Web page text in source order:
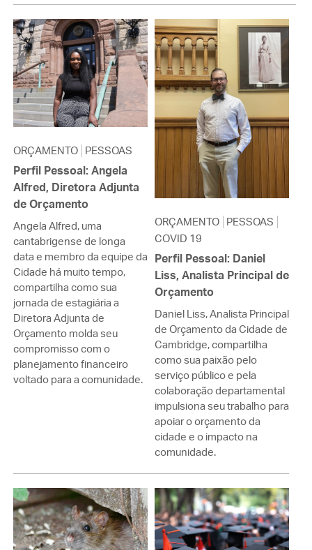
ORÇAMENTO PESSOAS
Perfil Pessoal: Angela
Alfred, Diretora Adjunta
de Orçamento
Angela Alfred, uma
cantabrigense de longa
data e membro da equipe da
Cidade há muito tempo,
compartilha como sua
jornada de estagiária a
Diretora Adjunta de
Orçamento molda seu
compromisso com o
planejamento financeiro
voltado para a comunidade.
ORÇAMENTO PESSOAS
COVID 19
Perfil Pessoal: Daniel
Liss, Analista Principal de
Orçamento
Daniel Liss, Analista Principal
de Orçamento da Cidade de
Cambridge, compartilha
como sua paixão pelo
serviço público e pela
colaboração departamental
impulsiona seu trabalho para
apoiar o orçamento da
cidade e o impacto na
comunidade.